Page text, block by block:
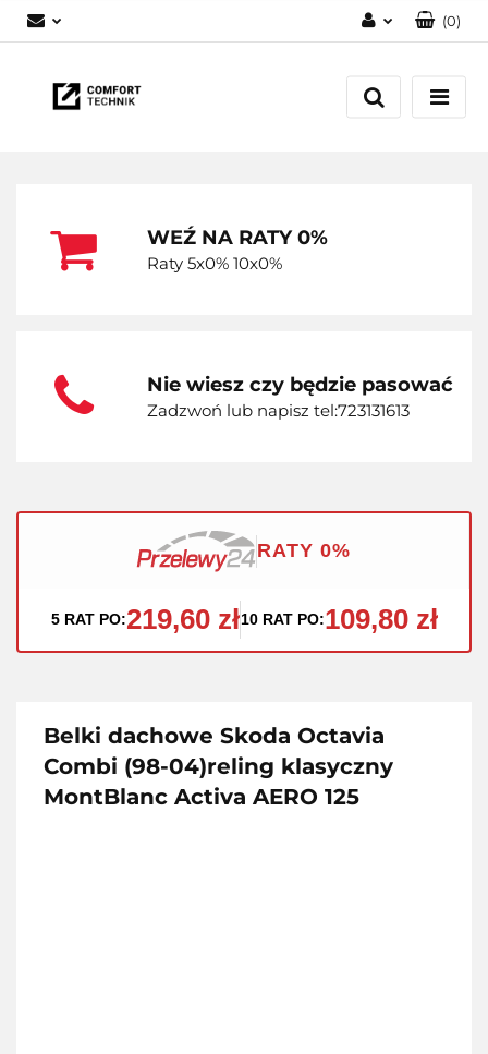
Zaloguj się
Zarejestruj się
(0)
WEŹ NA RATY 0%
Raty 5x0% 10x0%
Nie wiesz czy będzie pasować
Zadzwoń lub napisz tel:723131613
RATY 0%
5 RAT PO:219,60 zł10 RAT PO:109,80 zł
Belki dachowe Skoda Octavia
Combi (98-04)reling klasyczny
MontBlanc Activa AERO 125